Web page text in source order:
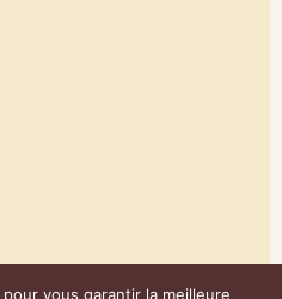
vous garantir la meilleure